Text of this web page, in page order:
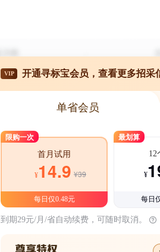
VIP 开通寻标宝会员，查看更多招采
单省会员
限购一次
首月试用
¥14.9 ¥39
每日仅0.48元
最划算
12
¥
每日
到期29元/月/省自动续费，可随时取消。